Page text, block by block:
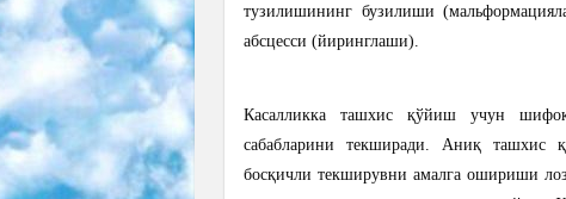
тузилишининг бузилиши
абсцесси (йиринглаши).
Касалликка ташхис қўйиш учун
сабабларини текширади. Аниқ
босқичли текширувни амалга ошириши